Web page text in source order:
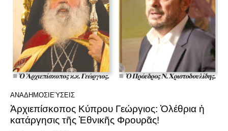
ΑΝΑΔΗΜΟΣΙΕΎΣΕΙΣ
Ἀρχιεπίσκοπος Κύπρου Γεώργιος: Ὀλέθρια ἡ
κατάργησις τῆς Ἐθνικῆς Φρουρᾶς!